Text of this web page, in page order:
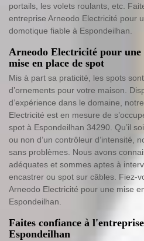
portails, les volets roulants, etc.
entreprise Arneodo Electricité pour
domotique fiable à Espondeilhan.
Arneodo Electricité pour
mise en place de spot
Mis à part sa praticité, les spots
d’ornements pour votre maison.
d’expérience dans le domaine,
Electricité est en mesure de
spot à Espondeilhan 34290. Qu’il
ou non d’un contrôleur d’intensité,
sans problèmes. Nous avons
adéquates et sommes aptes à
encastrer ou spot sur câbles. Fiez-
Arneodo Electricité pour une mise
Espondeilhan.
Faites confiance à
Espondeilhan